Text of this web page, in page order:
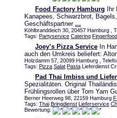
Food Factory Hamburg Ihr
Kanapees, Schwarzbrot,
Geschäftspartner ...
Köhlbranddeich 30, 20457 Hamburg ,
Tags: Partyservice Catering Fingerfood
Joey’s Pizza Service In
auch den Umkreis beliefert:
Holzdamm 57, 20099 Hamburg ,
Tags: Pizza Salat Pasta Lieferdienst
Pad Thai Imbiss und
Spezialitäten. Original
Frühlingsrollen über Tom Yam
Berner Heerweg 98, 22159 Hamburg
Tags: Thai Bringdienst Lieferservice
Bewertung: